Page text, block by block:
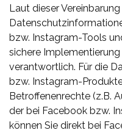
Laut dieser
bzw. Instagram-Tools
sichere
verantwortlich. Für die
bzw. Instagram-
Betroffenenrechte (z.B.
der bei Facebook bzw.
können Sie direkt bei